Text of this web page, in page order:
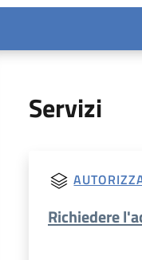
Servizi
Richiedere